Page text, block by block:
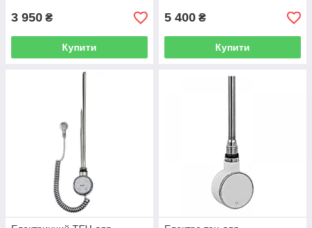
3 950 ₴
Купити
5 400 ₴
Купити